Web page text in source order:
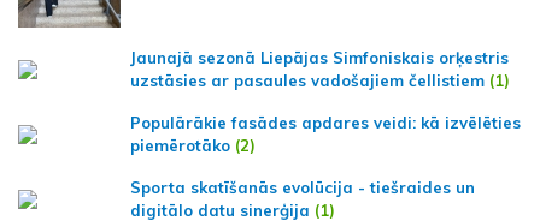
Jaunajā sezonā Liepājas Simfoniskais orķestris
uzstāsies ar pasaules vadošajiem čellistiem (1)
Populārākie fasādes apdares veidi: kā izvēlēties
piemērotāko (2)
Sporta skatīšanās evolūcija - tiešraides un
digitālo datu sinerģija (1)